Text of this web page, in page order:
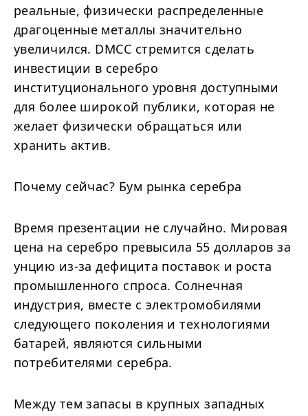
реальные, физически распределенные
драгоценные металлы значительно
увеличился. DMCC стремится сделать
инвестиции в серебро
институционального уровня доступными
для более широкой публики, которая не
желает физически обращаться или
хранить актив.
Почему сейчас? Бум рынка серебра
Время презентации не случайно. Мировая
цена на серебро превысила 55 долларов за
унцию из-за дефицита поставок и роста
промышленного спроса. Солнечная
индустрия, вместе с электромобилями
следующего поколения и технологиями
батарей, являются сильными
потребителями серебра.
Между тем запасы в крупных западных